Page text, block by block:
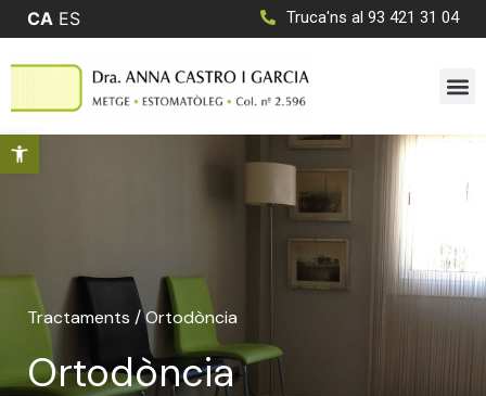
Obre la barra d'eines
CA ES Truca'ns al 93 421 31 04
Tractaments / Ortodòncia
Ortodòncia